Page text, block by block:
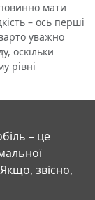
мати
– ось перші
уважно
оскільки
рівні
– це
звісно,